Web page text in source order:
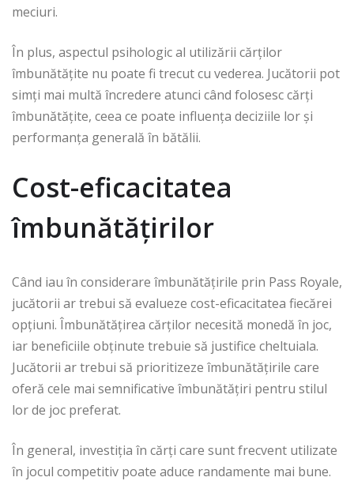
meciuri.
În plus, aspectul psihologic al utilizării cărților
îmbunătățite nu poate fi trecut cu vederea. Jucătorii pot
simți mai multă încredere atunci când folosesc cărți
îmbunătățite, ceea ce poate influența deciziile lor și
performanța generală în bătălii.
Cost-eficacitatea
îmbunătățirilor
Când iau în considerare îmbunătățirile prin Pass Royale,
jucătorii ar trebui să evalueze cost-eficacitatea fiecărei
opțiuni. Îmbunătățirea cărților necesită monedă în joc,
iar beneficiile obținute trebuie să justifice cheltuiala.
Jucătorii ar trebui să prioritizeze îmbunătățirile care
oferă cele mai semnificative îmbunătățiri pentru stilul
lor de joc preferat.
În general, investiția în cărți care sunt frecvent utilizate
în jocul competitiv poate aduce randamente mai bune.